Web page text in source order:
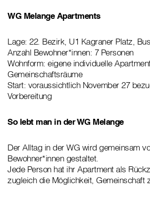
WG Melange Apartments
Lage: 22. Bezirk, U1 Kagraner Platz,
Anzahl Bewohner*innen: 7 Personen
Wohnform: eigene individuelle
Gemeinschaftsräume
Start: voraussichtlich November 27
Vorbereitung
So lebt man in der WG Melange
Der Alltag in der WG wird gemeinsam
Bewohner*innen gestaltet.
Jede Person hat ihr Apartment als
zugleich die Möglichkeit, Gemeinschaft